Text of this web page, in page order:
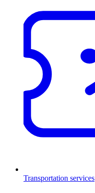
Transportation services